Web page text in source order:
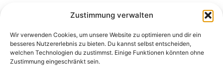
Zustimmung verwalten
Wir verwenden Cookies, um unsere Website zu optimieren und dir ein
besseres Nutzererlebnis zu bieten. Du kannst selbst entscheiden,
welchen Technologien du zustimmst. Einige Funktionen könnten ohne
Zustimmung eingeschränkt sein.
Kundenkonto
Unsere Kontaktdaten
E-Mail: kontakt@docanonym.com